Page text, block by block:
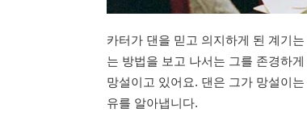
카터가 댄을 믿고 의지하게 된 계기
는 방법을 보고 나서는 그를 존경하
망설이고 있어요. 댄은 그가 망설이
유를 알아냅니다.